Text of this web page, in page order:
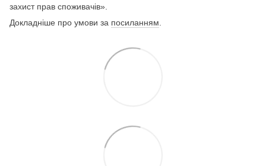
захист прав споживачів».
Докладніше про умови за посиланням